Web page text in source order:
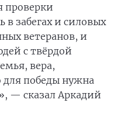
проверки
в забегах и силовых
ветеранов, и
с твёрдой
вера,
победы нужна
— сказал Аркадий